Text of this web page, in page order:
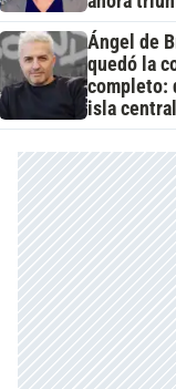
Ángel de
quedó la
completo:
isla